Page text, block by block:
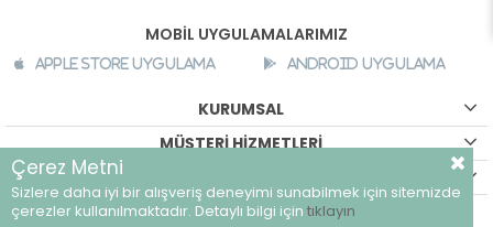
MOBİL UYGULAMALARIMIZ
Apple Store Uygulama Android Uygulama
KURUMSAL
MÜŞTERİ HİZMETLERİ
©breeze.com.tr - Tüm hakları saklıdır.
Çerez Metni
Sizlere daha iyi bir alışveriş deneyimi sunabilmek için sitemizde
çerezler kullanılmaktadır. Detaylı bilgi için tıklayın